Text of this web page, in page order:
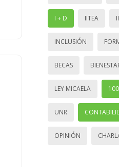
I + D IITEA
INCLUSIÓN
BECAS
LEY MICAELA
UNR
OPINIÓN